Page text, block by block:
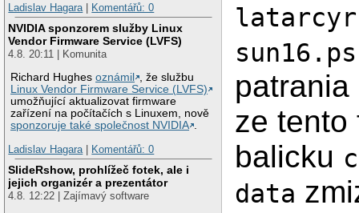
Ladislav Hagara
Komentářů: 0
NVIDIA sponzorem služby Linux
Vendor Firmware Service (LVFS)
4.8. 20:11 | Komunita
Richard Hughesoznámil
, že službu
Linux Vendor Firmware Service (LVFS)
umožňující aktualizovat firmware
zařízení na počítačích s Linuxem, nově
sponzoruje také společnost NVIDIA .
Ladislav Hagara | Komentářů: 0
SlideRshow, prohlížeč fotek, ale i
jejich organizér a prezentátor
4.8. 12:22 | Zajímavý software
ze tento
balicku
data